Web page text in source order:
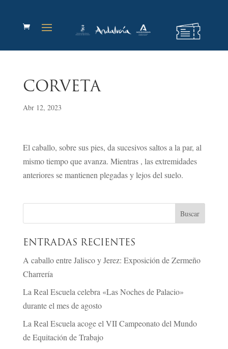
CORVETA
Abr 12, 2023
El caballo, sobre sus pies, da sucesivos saltos a la par, al
mismo tiempo que avanza. Mientras , las extremidades
an­teriores se mantienen plegadas y lejos del suelo.
ENTRADAS RECIENTES
A caballo entre Jalisco y Jerez: Exposición de Zermeño
Charrería
La Real Escuela celebra «Las Noches de Palacio»
durante el mes de agosto
La Real Escuela acoge el VII Campeonato del Mundo
de Equitación de Trabajo